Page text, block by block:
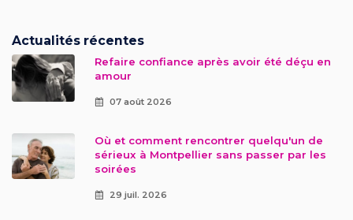
Actualités récentes
Refaire confiance après avoir été déçu en
amour
07 août 2026
Où et comment rencontrer quelqu'un de
sérieux à Montpellier sans passer par les
soirées
29 juil. 2026